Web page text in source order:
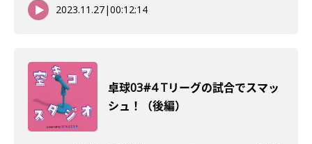
2023.11.27|00:12:14
卓球03#4 Tリーグの試合でスマッ
シュ！（後編）